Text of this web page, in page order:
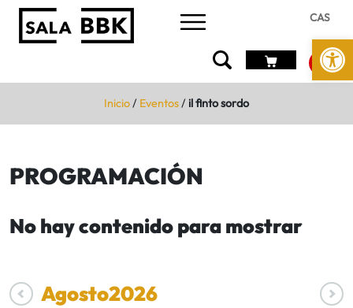
Abrir
CAS
Inicio/ Eventos/il finto sordo
PROGRAMACIÓN
No hay contenido para mostrar
Agosto2026